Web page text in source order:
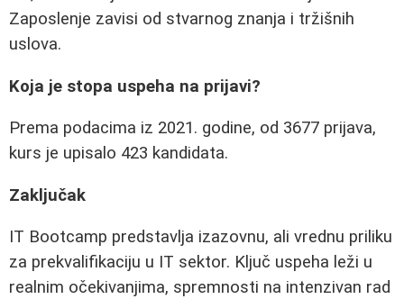
Zaposlenje zavisi od stvarnog znanja i tržišnih
uslova.
Koja je stopa uspeha na prijavi?
Prema podacima iz 2021. godine, od 3677 prijava,
kurs je upisalo 423 kandidata.
Zaključak
IT Bootcamp predstavlja izazovnu, ali vrednu priliku
za prekvalifikaciju u IT sektor. Ključ uspeha leži u
realnim očekivanjima, spremnosti na intenzivan rad